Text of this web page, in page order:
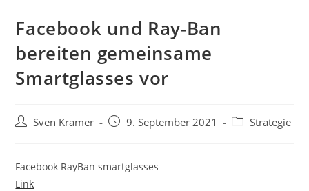
Facebook und Ray-Ban
bereiten gemeinsame
Smartglasses vor
Sven Kramer 9. September 2021 Strategie
Facebook RayBan smartglasses
Link